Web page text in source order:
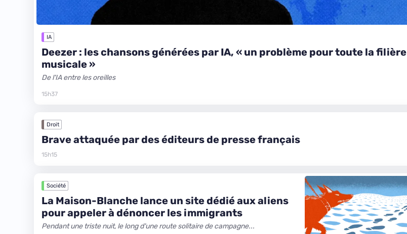
IA
Deezer : les chansons générées par IA, « un problème pour toute la filière
musicale »
De l'IA entre les oreilles
15h37
Droit
Brave attaquée par des éditeurs de presse français
15h15
Société
La Maison-Blanche lance un site dédié aux aliens
pour appeler à dénoncer les immigrants
Pendant une triste nuit, le long d'une route solitaire de campagne...